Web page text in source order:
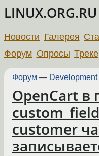
LINUX.ORG.RU
Новости Галерея
Форум Опросы
Форум — Development
OpenCart в
customer